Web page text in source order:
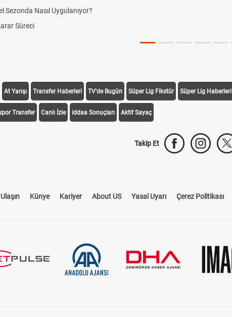
Kuralı Nedir? Hangi Organizasyonlarda Uygulanıyor?
Ne Zaman Açıklanacak 2026? ÖSYM Sonuç Tarihini Duyurdu
At Yarışı Transfer Haberleri TV'de Bugün Süper Lig Fikstür Süper Lig Haberleri
Transfer Canlı İzle iddaa Sonuçları Aktif Sayaç
Takip Et
Künye Kariyer About US Yasal Uyarı Çerez Politikası